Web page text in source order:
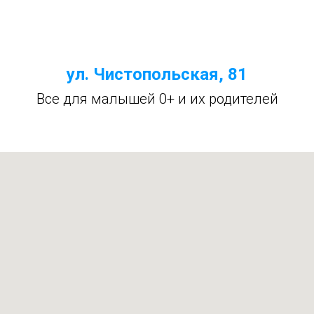
ул. Чистопольская, 81
Все для малышей 0+ и их родителей